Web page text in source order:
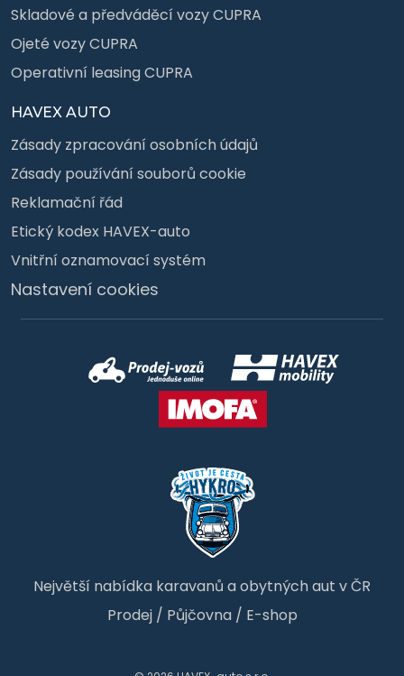
Skladové a předváděcí vozy CUPRA
Ojeté vozy CUPRA
Operativní leasing CUPRA
HAVEX AUTO
Zásady zpracování osobních údajů
Zásady používání souborů cookie
Reklamační řád
Etický kodex HAVEX-auto
Vnitřní oznamovací systém
Nastavení cookies
Největší nabídka karavanů a obytných aut v ČR
Prodej/ Půjčovna/ E-shop